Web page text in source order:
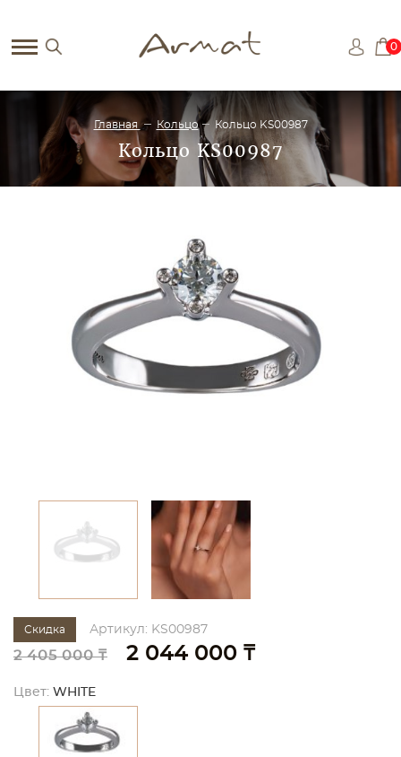
0
Главная Кольцо Кольцо KS00987
Кольцо KS00987
Скидка Артикул: KS00987
2 405 000 ₸ 2 044 000 ₸
Цвет: WHITE